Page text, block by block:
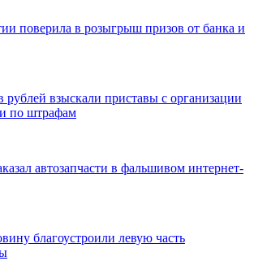
поверила в розыгрыш призов от банка и
рублей взыскали приставы с организации
по штрафам
автозапчасти в фальшивом интернет-
благоустроили левую часть